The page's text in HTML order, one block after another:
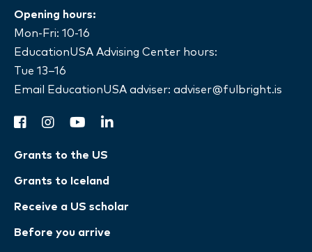
Opening hours:
Mon-Fri: 10-16
EducationUSA Advising Center hours:
Tue 13–16
Email EducationUSA adviser: adviser@fulbright.is
facebook
instagram
youtubelinkedin
Grants to the US
Grants to Iceland
Receive a US scholar
Before you arrive